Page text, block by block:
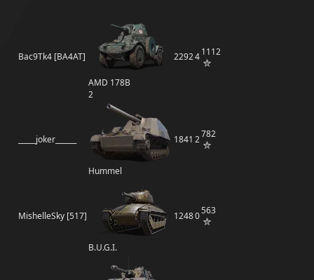
Bac9Tk4 [BA4AT]
AMD 178B
2
229241112
_____joker______
Hummel
1841 2782
MishelleSky [517]
B.U.G.I.
12480563